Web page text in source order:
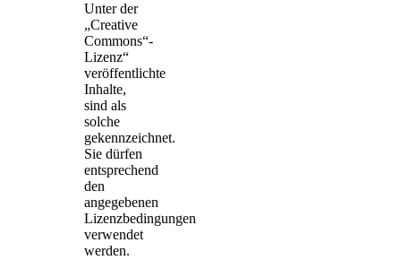
Unter der
„Creative
Commons“-
Lizenz“
veröffentlichte
Inhalte,
sind als
solche
gekennzeichnet.
Sie dürfen
entsprechend
den
angegebenen
Lizenzbedingungen
verwendet
werden.